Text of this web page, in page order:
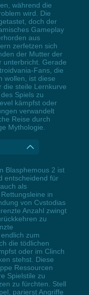
während die
wird. Die
doch der
Gameplay
aus
zerfetzen sich
der Mutter der
unterbricht. Gerade
Fans, die
wollen, ist diese
die steile Lernkurve
Spiels zu
kämpfst oder
verwandelt
Reise durch
Mythologie.
Blasphemous 2 ist
entscheidend für
als
in
von Cvstodias
Anzahl zwingt
zu
zum
die tödlichen
oder im Clinch
stehst. Diese
Ressourcen
Spielstile zu
zu fürchten. Stell
parierst Angriffe